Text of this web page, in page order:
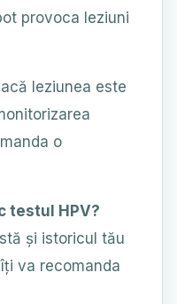
provoca leziuni
leziunea este
o
testul HPV?
și istoricul tău
va recomanda